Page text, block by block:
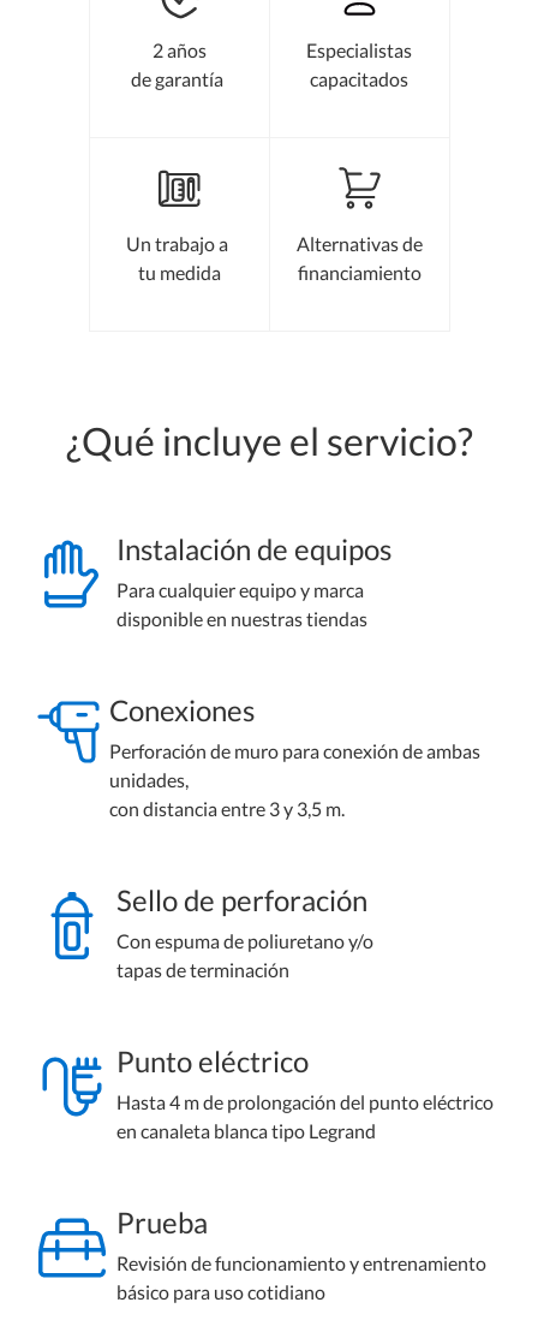
2 años
de garantía
Especialistas
capacitados
Un trabajo a
tu medida
Alternativas de
financiamiento
¿Qué incluye el servicio?
Instalación de equipos
Para cualquier equipo y marca
disponible en nuestras tiendas
Conexiones
Perforación de muro para conexión de ambas
unidades,
con distancia entre 3 y 3,5 m.
Sello de perforación
Con espuma de poliuretano y/o
tapas de terminación
Punto eléctrico
Hasta 4 m de prolongación del punto eléctrico
en canaleta blanca tipo Legrand
Prueba
Revisión de funcionamiento y entrenamiento
básico para uso cotidiano